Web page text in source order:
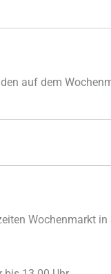
auf dem
Wochenmarkt in